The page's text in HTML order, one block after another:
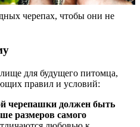
черепах, чтобы они не
для будущего питомца,
правил и условий:
черепашки должен быть
размеров самого